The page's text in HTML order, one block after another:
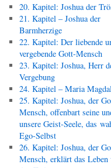
20. Kapitel: Joshua der
21. Kapitel – Joshua der
Barmherzige
22. Kapitel: Der liebende
vergebende Gott-Mensch
23. Kapitel: Joshua, Herr
Vergebung
24. Kapitel – Maria
25. Kapitel: Joshua, der
Mensch, offenbart seine
unsere Geist-Seele, das
Ego-Selbst
26. Kapitel: Joshua, der
Mensch, erklärt das Leben